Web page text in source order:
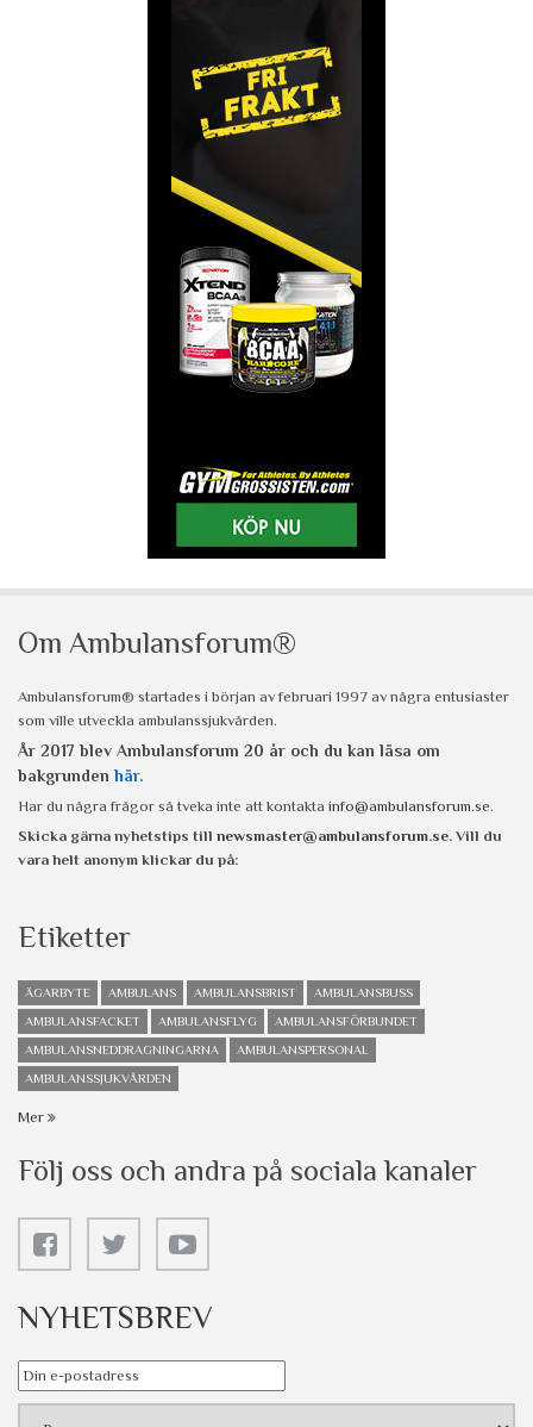
Om Ambulansforum®
Ambulansforum® startades i början av februari 1997 av några entusiaster
som ville utveckla ambulanssjukvården.
År 2017 blev Ambulansforum 20 år och du kan läsa om
bakgrunden här.
Har du några frågor så tveka inte att kontakta info@ambulansforum.se.
Skicka gärna nyhetstips till newsmaster@ambulansforum.se. Vill du
vara helt anonym klickar du på:
Etiketter
ÄGARBYTE AMBULANS AMBULANSBRIST
AMBULANSBUSS
AMBULANSFACKET
AMBULANSFLYG
AMBULANSFÖRBUNDET
AMBULANSNEDDRAGNINGARNA
AMBULANSPERSONAL
AMBULANSSJUKVÅRDEN
Mer
Följ oss och andra på sociala kanaler
NYHETSBREV